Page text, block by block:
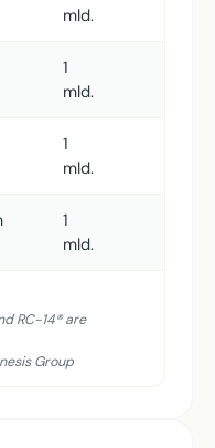
mld.
1
mld.
1
mld.
1
mld.
RC-14® are
Group